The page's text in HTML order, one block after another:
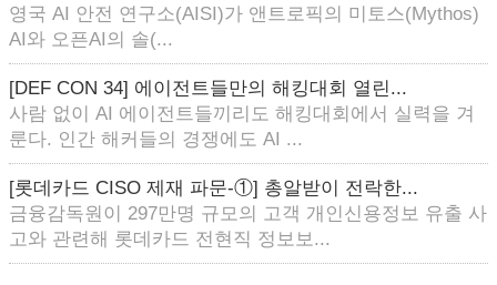
영국 AI 안전 연구소(AISI)가 앤트로픽의 미토스(Mythos)
AI와 오픈AI의 솔(...
[DEF CON 34] 에이전트들만의 해킹대회 열린...
사람 없이 AI 에이전트들끼리도 해킹대회에서 실력을 겨
룬다. 인간 해커들의 경쟁에도 AI ...
[롯데카드 CISO 제재 파문-①] 총알받이 전락한...
금융감독원이 297만명 규모의 고객 개인신용정보 유출 사
고와 관련해 롯데카드 전현직 정보보...